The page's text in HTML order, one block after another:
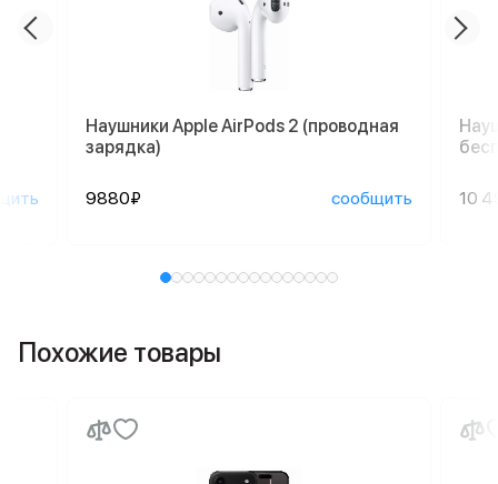
Наушники Apple AirPods 2 (проводная
зарядка)
9880₽ сообщить 10
Похожие товары